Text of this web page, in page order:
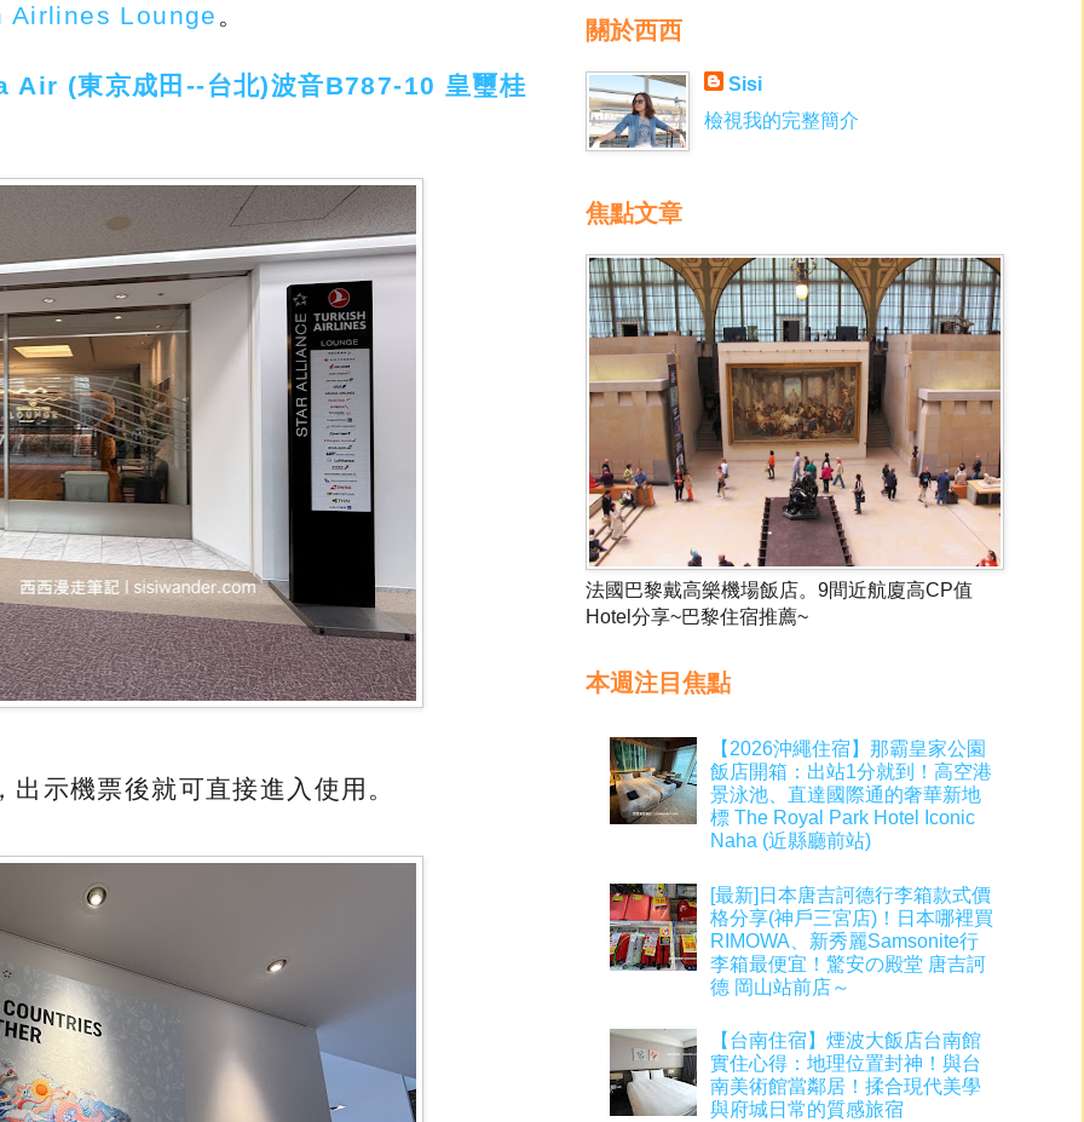
Airlines Lounge 。
Air (東京成田--台北)波音B787-10 皇璽桂
示機票後就可直接進入使用。
關於西西
Sisi
檢視我的完整簡介
焦點文章
法國巴黎戴高樂機場飯店。9間近航廈高CP值
Hotel分享~巴黎住宿推薦~
本週注目焦點
【2026沖繩住宿】那霸皇家公園
飯店開箱：出站1分就到！高空港
景泳池、直達國際通的奢華新地
標 The Royal Park Hotel Iconic
Naha (近縣廳前站)
[最新]日本唐吉訶德行李箱款式價
格分享(神戶三宮店)！日本哪裡買
RIMOWA、新秀麗Samsonite行
李箱最便宜！驚安の殿堂 唐吉訶
德 岡山站前店～
【台南住宿】煙波大飯店台南館
實住心得：地理位置封神！與台
南美術館當鄰居！揉合現代美學
與府城日常的質感旅宿